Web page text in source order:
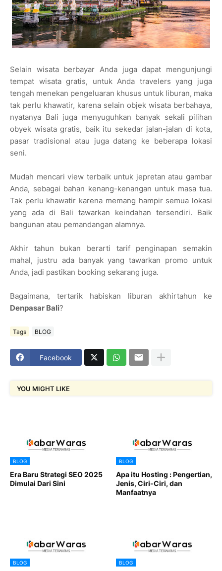
Selain wisata berbayar Anda juga dapat mengunjungi
tempat wisata gratis, untuk Anda travelers yang juga
tengah menekan pengeluaran khusus untuk liburan, maka
tak perlu khawatir, karena selain objek wisata berbahaya,
nyatanya Bali juga menyuguhkan banyak sekali pilihan
obyek wisata gratis, baik itu sekedar jalan-jalan di kota,
pasar tradisional atau juga datang ke beberapa lokasi
seni.
Mudah mencari view terbaik untuk jepretan atau gambar
Anda, sebagai bahan kenang-kenangan untuk masa tua.
Tak perlu khawatir karena memang hampir semua lokasi
yang ada di Bali tawarkan keindahan tersendiri. Baik
bangunan atau pemandangan alamnya.
Akhir tahun bukan berarti tarif penginapan semakin
mahal, justru ada banyak yang tawarkan promo untuk
Anda, jadi pastikan booking sekarang juga.
Bagaimana, tertarik habiskan liburan akhirtahun ke
Denpasar Bali?
Tags BLOG
Facebook
YOU MIGHT LIKE
BLOG
Era Baru Strategi SEO 2025
Dimulai Dari Sini
BLOG
Apa itu Hosting : Pengertian,
Jenis, Ciri-Ciri, dan
Manfaatnya
BLOG BLOG